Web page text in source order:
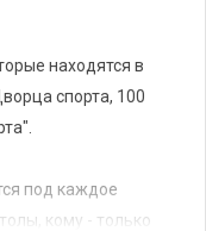
находятся в
спорта, 100
под каждое
кому - только